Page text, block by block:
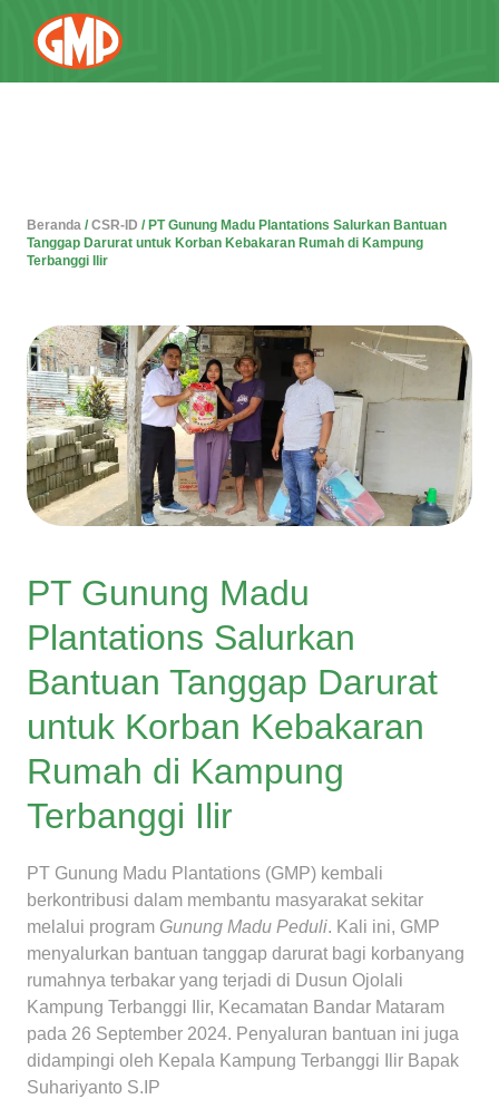
Beranda / CSR-ID / PT Gunung Madu Plantations Salurkan Bantuan
Tanggap Darurat untuk Korban Kebakaran Rumah di Kampung
Terbanggi Ilir
PT Gunung Madu
Plantations Salurkan
Bantuan Tanggap Darurat
untuk Korban Kebakaran
Rumah di Kampung
Terbanggi Ilir
PT Gunung Madu Plantations (GMP) kembali
berkontribusi dalam membantu masyarakat sekitar
melalui program Gunung Madu Peduli. Kali ini, GMP
menyalurkan bantuan tanggap darurat bagi korbanyang
rumahnya terbakar yang terjadi di Dusun Ojolali
Kampung Terbanggi Ilir, Kecamatan Bandar Mataram
pada 26 September 2024. Penyaluran bantuan ini juga
didampingi oleh Kepala Kampung Terbanggi Ilir Bapak
Suhariyanto S.IP